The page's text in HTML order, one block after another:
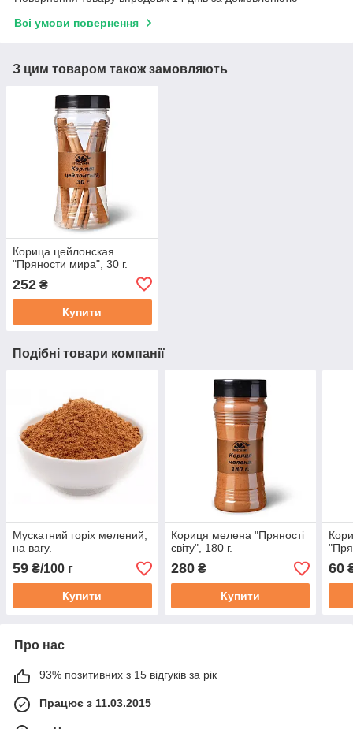
Всі умови повернення
З цим товаром також замовляють
Корица цейлонская
"Пряности мира", 30 г.
252 ₴
Купити
Подібні товари компанії
Мускатний горіх мелений,
на вагу.
59 ₴/100 г
Купити
Кориця мелена "Пряності
світу", 180 г.
280₴
Купити
60
Про нас
93% позитивних з 15 відгуків за рік
Працює з 11.03.2015